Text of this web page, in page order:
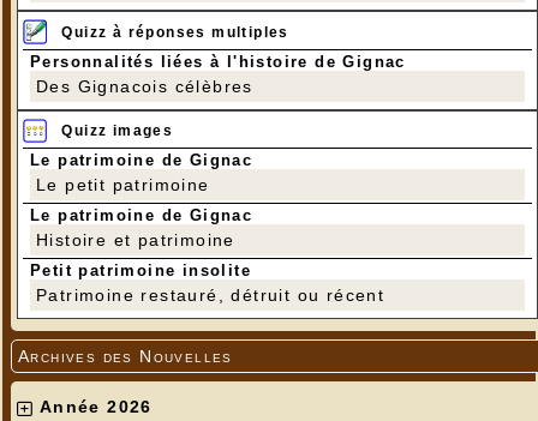
Quizz à réponses multiples
Personnalités liées à l'histoire de Gignac
Des Gignacois célèbres
Quizz images
Le patrimoine de Gignac
Le petit patrimoine
Le patrimoine de Gignac
Histoire et patrimoine
Petit patrimoine insolite
Patrimoine restauré, détruit ou récent
Archives des Nouvelles
Année 2026